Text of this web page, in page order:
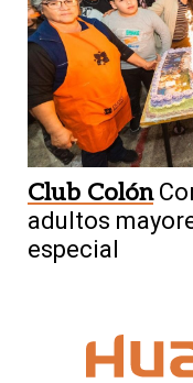
Club Colón
adultos
especial